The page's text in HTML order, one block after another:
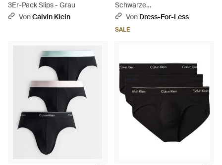
3Er-Pack Slips - Grau
VonCalvin Klein
Schwarze
Baumwollunterwäsche Für
Von Dress-For-Less
SALE